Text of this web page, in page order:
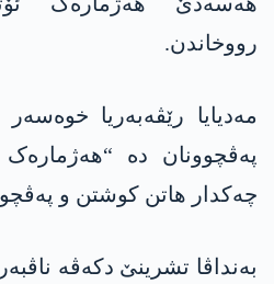
رووخاندن.
مەدیایا رێڤەبەریا
پەڤچوونان دە
چەکدار هاتن کوشتن و
بەنداڤا تشرینێ دکەڤە